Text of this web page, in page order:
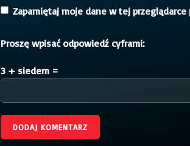
Zapamiętaj moje dane w tej
Proszę wpisać odpowiedź cyframi:
3 + siedem =